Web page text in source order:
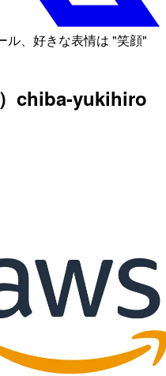
ル、好きな表情は "笑顔"
chiba-yukihiro